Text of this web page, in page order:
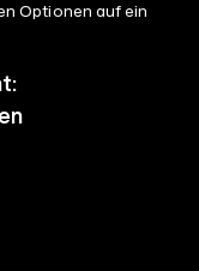
Optionen auf ein